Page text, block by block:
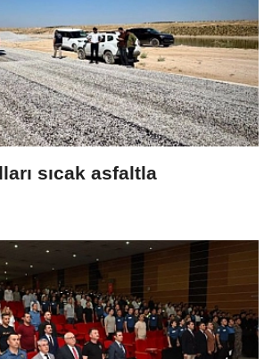
sıcak asfaltla